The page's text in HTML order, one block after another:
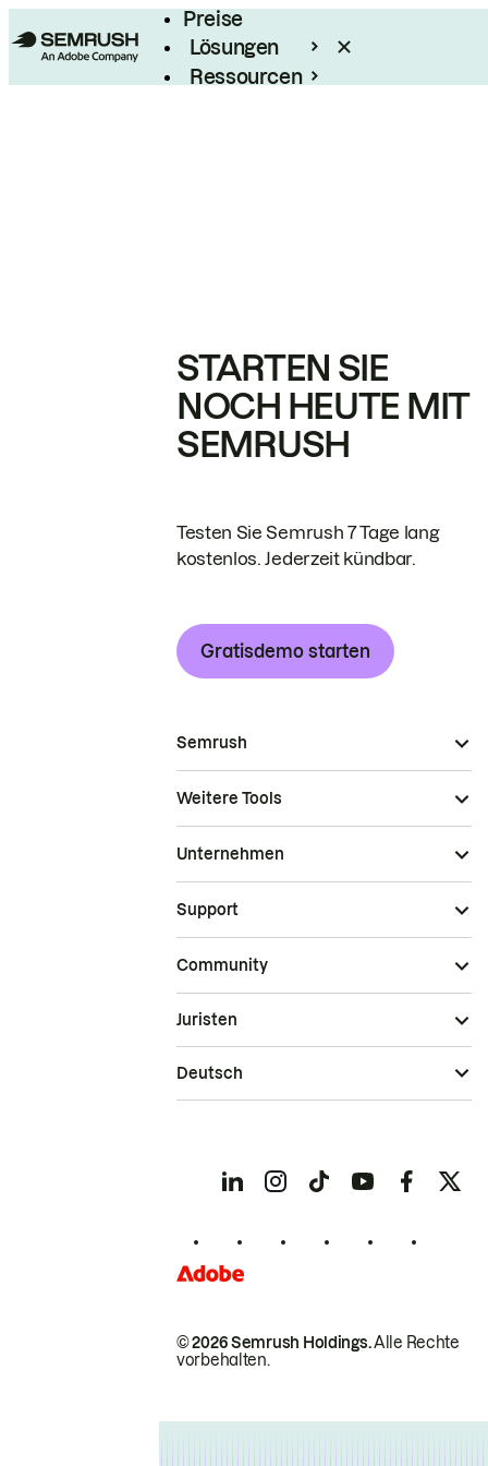
Preise
Lösungen
Ressourcen
STARTEN SIE
NOCH HEUTE MIT
SEMRUSH
Testen Sie Semrush 7 Tage lang
kostenlos. Jederzeit kündbar.
Gratisdemo starten
Semrush
Weitere Tools
Unternehmen
Support
Community
© 2026 Semrush Holdings.Alle Rechte
vorbehalten.
Juristen
Deutsch